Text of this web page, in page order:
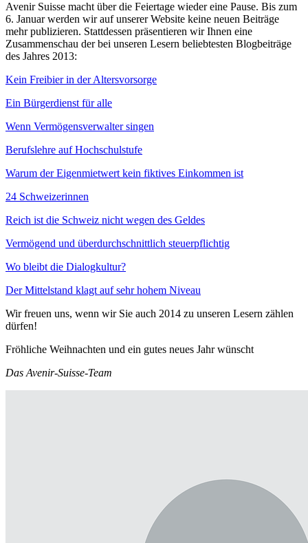
Avenir Suisse macht über die Feiertage wieder eine Pause. Bis zum
6. Januar werden wir auf unserer Website keine neuen Beiträge
mehr publizieren. Stattdessen präsentieren wir Ihnen eine
Zusammenschau der bei unseren Lesern beliebtesten Blogbeiträge
des Jahres 2013:
Kein Freibier in der Altersvorsorge
Ein Bürgerdienst für alle
Wenn Vermögensverwalter singen
Berufslehre auf Hochschulstufe
Warum der Eigenmietwert kein fiktives Einkommen ist
24 Schweizerinnen
Reich ist die Schweiz nicht wegen des Geldes
Vermögend und überdurchschnittlich steuerpflichtig
Wo bleibt die Dialogkultur?
Der Mittelstand klagt auf sehr hohem Niveau
Wir freuen uns, wenn wir Sie auch 2014 zu unseren Lesern zählen
dürfen!
Fröhliche Weihnachten und ein gutes neues Jahr wünscht
Das Avenir-Suisse-Team